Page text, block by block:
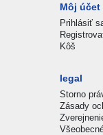
Môj účet
Prihlásiť
Kôš
legal
Storno
Zásady